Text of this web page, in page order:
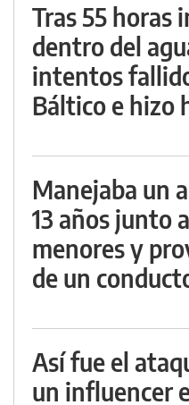
Tras 55 horas
dentro del
intentos
Báltico e hizo
Manejaba un
13 años junto
menores y
de un
Así fue el
un influencer